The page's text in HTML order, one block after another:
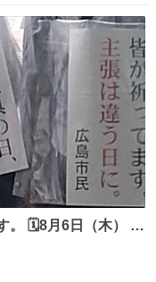
。 🗓️8月6日（木） ⏰
)側、観光船乗り場
静かに立ちます。お